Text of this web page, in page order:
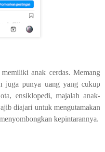
anak cerdas. Memang
juga punya uang yang cukup
ensiklopedi, majalah anak-
diajari untuk mengutamakan
kepintarannya.